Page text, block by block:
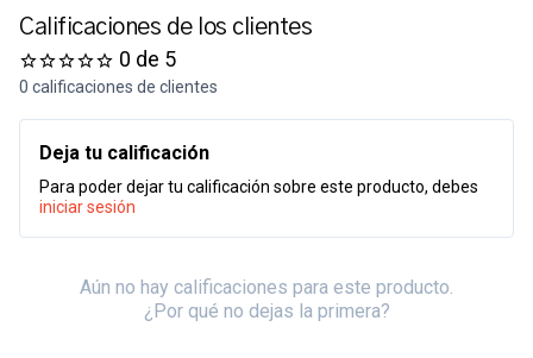
Calificaciones de los clientes
0 de 5
0 calificaciones de clientes
Deja tu calificación
Para poder dejar tu calificación sobre este producto, debes
iniciar sesión
Aún no hay calificaciones para este producto.
¿Por qué no dejas la primera?